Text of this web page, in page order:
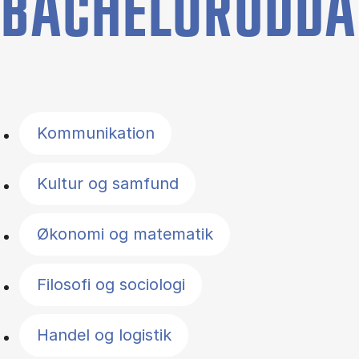
Kommunikation
Kultur og samfund
Økonomi og matematik
Filosofi og sociologi
Handel og logistik